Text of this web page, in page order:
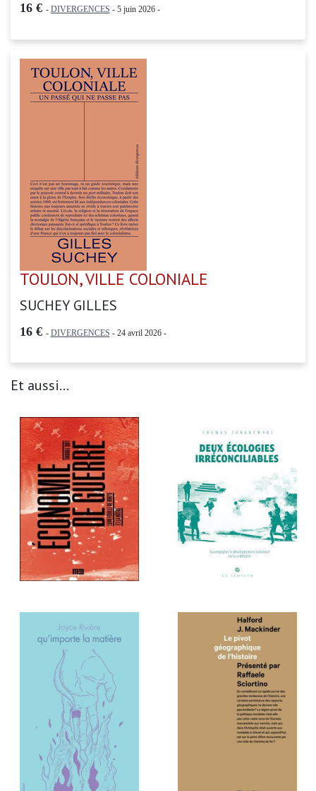
16 € - DIVERGENCES - 5 juin 2026 -
TOULON, VILLE COLONIALE
SUCHEY GILLES
16 € - DIVERGENCES - 24 avril 2026 -
Et aussi...